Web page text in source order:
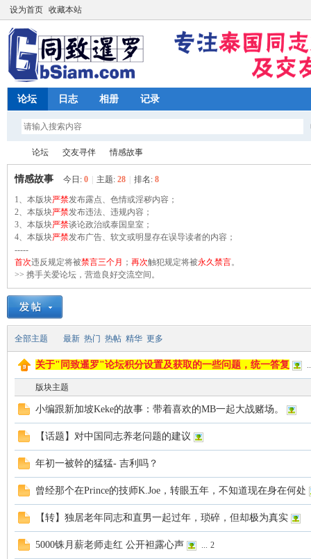
设为首页 收藏本站
论坛 日志 相册 记录
同
致
»
论坛
›
交友寻伴
›
情感故事
情感故事 今日: 0 主题: 28 排名: 8
1、本版块严禁发布露点、色情或淫秽内容；
2、本版块严禁发布违法、违规内容；
3、本版块严禁谈论政治或泰国皇室；
4、本版块严禁发布广告、软文或明显存在误导读者的内容；
-----
首次违反规定将被禁言三个月 ； 再次触犯规定将被永久禁言。
>> 携手关爱论坛，营造良好交流空间。
全部主题 最新 热门 热帖 精华 更多
关于"同致暹罗"论坛积分设置及获取的一些问题，统一答复
版块主题
小编跟新加坡Keke的故事：带着喜欢的MB一起大战赌场。
【话题】对中国同志养老问题的建议
年初一被幹的猛猛- 吉利吗？
曾经那个在Prince的技师K.Joe，转眼五年，不知道现在身在何处
【转】独居老年同志和直男一起过年，琐碎，但却极为真实
5000铢月薪老师走红 公开袒露心声 ... 2